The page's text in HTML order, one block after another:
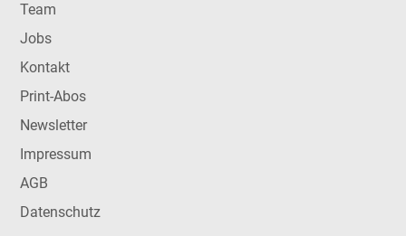
Team
Jobs
Kontakt
Print-Abos
Newsletter
Impressum
AGB
Datenschutz